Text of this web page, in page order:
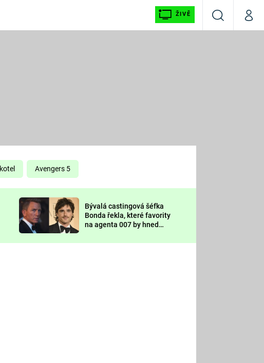
ŽIVĚ
VyhledáváníMůj
Prima LAJK
Sledujte nás
Avengers 5
Bývalá castingová šéfka
Bonda řekla, které favority
na agenta 007 by hned